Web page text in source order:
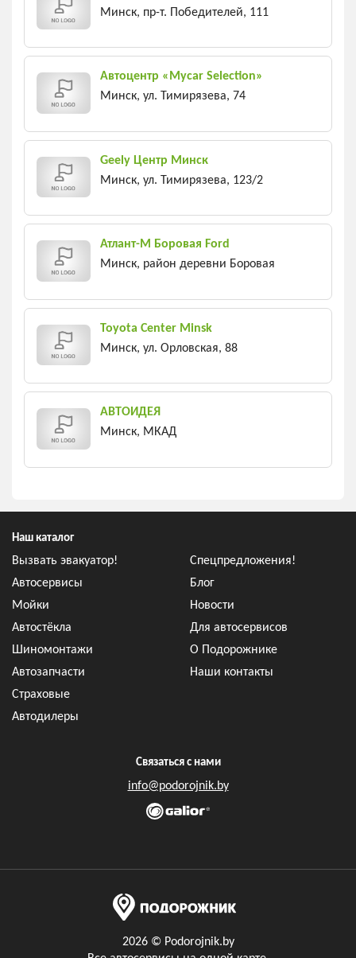
Минск, пр-т. Победителей, 111
Автоцентр «Mycar Selection»
Минск, ул. Тимирязева, 74
Geely Центр Минск
Минск, ул. Тимирязева, 123/2
Атлант-М Боровая Ford
Минск, район деревни Боровая
Toyota Center Minsk
Минск, ул. Орловская, 88
АВТОИДЕЯ
Минск, МКАД
2026 © Podorojnik.by
Наш каталог
Вызвать эвакуатор!
Автосервисы
Мойки
Автостёкла
Шиномонтажи
Автозапчасти
Страховые
Автодилеры
Спецпредложения!
Блог
Новости
Для автосервисов
О Подорожнике
Наши контакты
Связаться с нами
info@podorojnik.by